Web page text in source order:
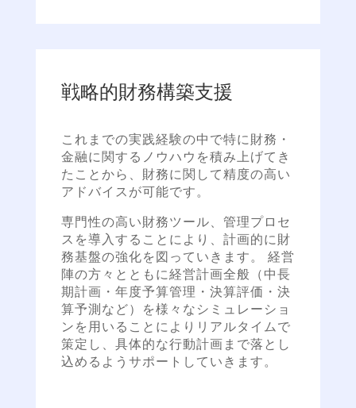
戦略的財務構築支援
これまでの実践経験の中で特に財務・
金融に関するノウハウを積み上げてき
たことから、財務に関して精度の高い
アドバイスが可能です。
専門性の高い財務ツール、管理プロセ
スを導入することにより、計画的に財
務基盤の強化を図っていきます。 経営
陣の方々とともに経営計画全般（中長
期計画・年度予算管理・決算評価・決
算予測など）を様々なシミュレーショ
ンを用いることによりリアルタイムで
策定し、具体的な行動計画まで落とし
込めるようサポートしていきます。